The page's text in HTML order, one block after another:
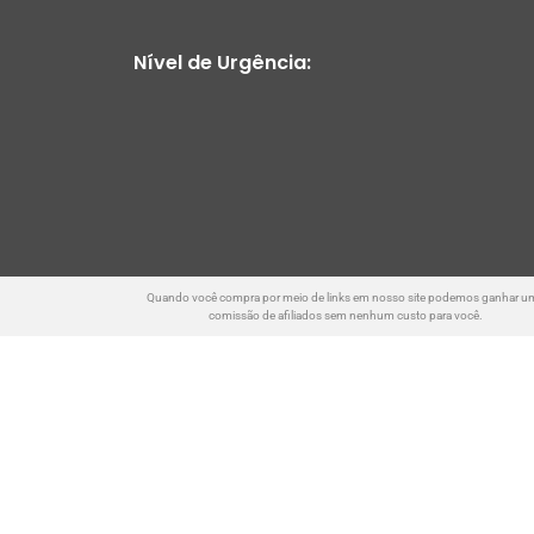
Nível de Urgência:
Quando você compra por meio de links em nosso site podemos ganhar
comissão de afiliados sem nenhum custo para você.